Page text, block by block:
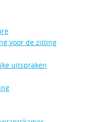
voor de zitting
uitspraken